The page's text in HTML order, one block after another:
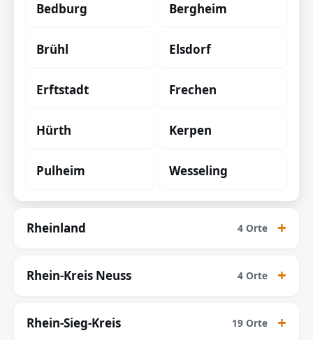
Bedburg Bergheim
Brühl Elsdorf
Erftstadt Frechen
Hürth Kerpen
Pulheim Wesseling
Rheinland 4 Orte
Rhein-Kreis Neuss 4 Orte
Rhein-Sieg-Kreis 19 Orte